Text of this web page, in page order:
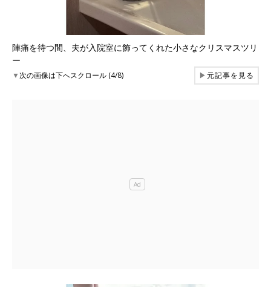
陣痛を待つ間、夫が入院室に飾ってくれた小さなクリスマスツリ
ー
▼次の画像は下へスクロール (4/8) ▶元記事を見る